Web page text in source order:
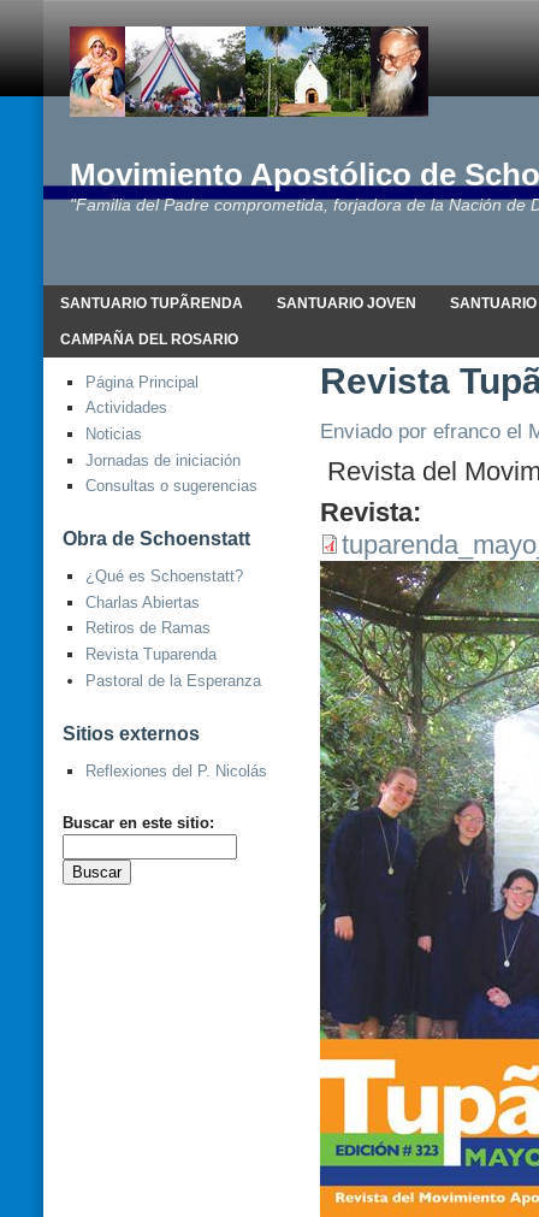
Movimiento Apostólico de
"Familia del Padre comprometida, forjadora de la Nación de
SANTUARIO TUPÃRENDA SANTUARIO JOVEN
CAMPAÑA DEL ROSARIO
Página Principal
Actividades
Noticias
Jornadas de iniciación
Consultas o sugerencias
Obra de Schoenstatt
¿Qué es Schoenstatt?
Charlas Abiertas
Retiros de Ramas
Revista Tuparenda
Pastoral de la Esperanza
Sitios externos
Reflexiones del P. Nicolás
Buscar en este sitio:
Revista
Enviado por efranco el
Revista del
Revista: